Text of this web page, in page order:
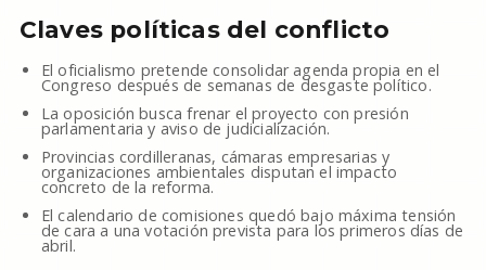
Claves políticas del conflicto
El oficialismo pretende consolidar agenda propia en el
Congreso después de semanas de desgaste político.
La oposición busca frenar el proyecto con presión
parlamentaria y aviso de judicialización.
Provincias cordilleranas, cámaras empresarias y
organizaciones ambientales disputan el impacto
concreto de la reforma.
El calendario de comisiones quedó bajo máxima tensión
de cara a una votación prevista para los primeros días de
abril.